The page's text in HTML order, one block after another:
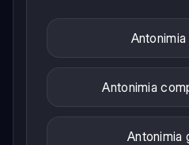
Antonimia
Antonimia